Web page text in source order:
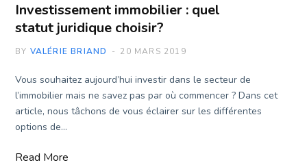
Investissement immobilier : quel
statut juridique choisir?
BY VALÉRIE BRIAND 20 MARS 2019
Vous souhaitez aujourd’hui investir dans le secteur de
l’immobilier mais ne savez pas par où commencer ? Dans cet
article, nous tâchons de vous éclairer sur les différentes
options de…
Read More